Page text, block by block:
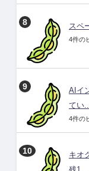
スペ
4件の
AIイ
てい
4件の
キオ